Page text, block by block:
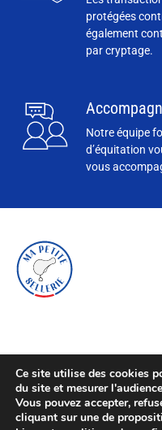
Ce site utilise des cookies
du site et mesurer
Vous pouvez accepter,
cliquant sur une de
protégées
également
par cryptage.
Notre équipe
d’équitation
vous